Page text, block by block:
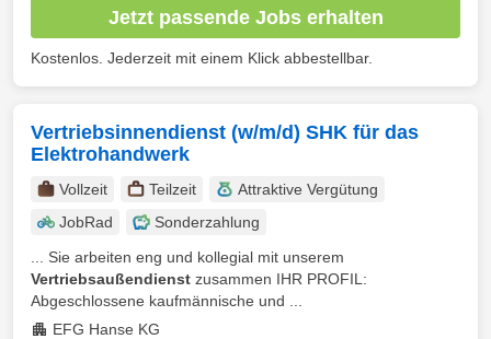
Jetzt passende Jobs erhalten
Kostenlos. Jederzeit mit einem Klick abbestellbar.
Vertriebsinnendienst (w/m/d) SHK für das
Elektrohandwerk
Vollzeit Teilzeit
Attraktive Vergütung
JobRad
Sonderzahlung
... Sie arbeiten eng und kollegial mit unserem
Vertriebsaußendienst zusammen IHR PROFIL:
Abgeschlossene kaufmännische und ...
EFG Hanse KG